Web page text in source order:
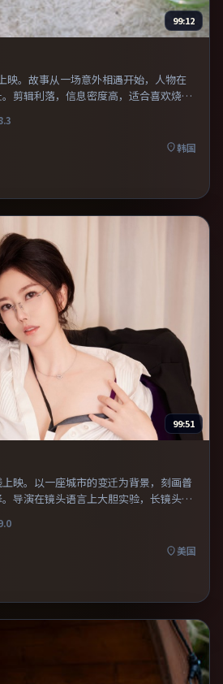
99:12
映。故事从一场意外相遇开始，人物在
剪辑利落，信息密度高，适合喜欢烧脑
较高，适合周末一口气看完。
韩国
99:51
映。以一座城市的变迁为背景，刻画普
导演在镜头语言上大胆实验，长镜头与
给偏爱群像戏与命运母题的影迷。
美国